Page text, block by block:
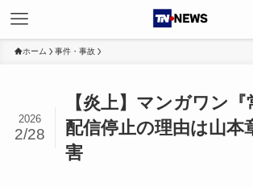
ホーム 事件・事故
【炎上】マンガワン『
配信停止の理由は山本
害
2026
2/28